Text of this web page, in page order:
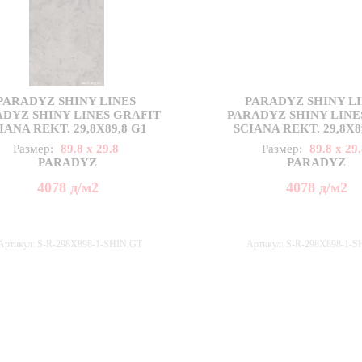
SHINY LINES
SHINY LINES GRAFIT
REKT. 29,8X89,8 G1
Размер:
89.8 x 29.8
PARADYZ
4078 д/м2
S-R-298X898-1-SHIN.GT
PARADYZ SHINY
PARADYZ SHINY
SCIANA REKT.
Размер:
89.8 x
PARADYZ
4078 д/м2
Артикул: S-R-298X898-1-